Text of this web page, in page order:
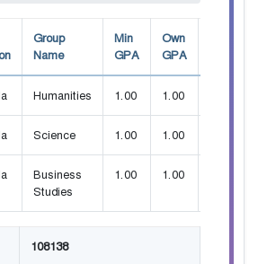
Group
Name
Min
GPA
Own
GPA
Humanities 1.00 1.00
Science 1.00 1.00
Business
Studies
1.00 1.00
108138